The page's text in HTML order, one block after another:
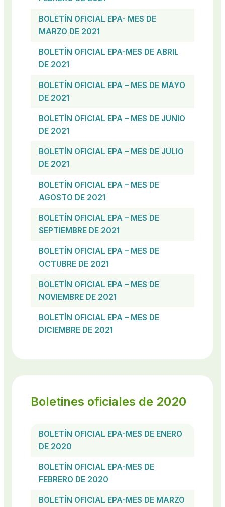
BOLETÍN OFICIAL EPA- MES DE
MARZO DE 2021
BOLETÍN OFICIAL EPA-MES DE ABRIL
DE 2021
BOLETÍN OFICIAL EPA – MES DE MAYO
DE 2021
BOLETÍN OFICIAL EPA – MES DE JUNIO
DE 2021
BOLETÍN OFICIAL EPA – MES DE JULIO
DE 2021
BOLETÍN OFICIAL EPA – MES DE
AGOSTO DE 2021
BOLETÍN OFICIAL EPA – MES DE
SEPTIEMBRE DE 2021
BOLETÍN OFICIAL EPA – MES DE
OCTUBRE DE 2021
BOLETÍN OFICIAL EPA – MES DE
NOVIEMBRE DE 2021
BOLETÍN OFICIAL EPA – MES DE
DICIEMBRE DE 2021
Boletines oficiales de 2020
BOLETÍN OFICIAL EPA-MES DE ENERO
DE 2020
BOLETÍN OFICIAL EPA-MES DE
FEBRERO DE 2020
BOLETÍN OFICIAL EPA-MES DE MARZO